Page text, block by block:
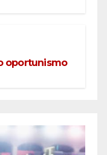
oportunismo